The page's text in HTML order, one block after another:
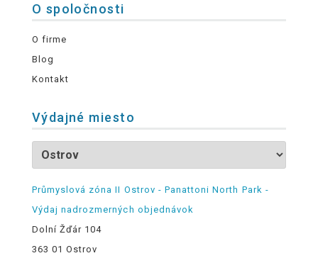
O spoločnosti
O firme
Blog
Kontakt
Výdajné miesto
Průmyslová zóna II Ostrov - Panattoni North Park -
Výdaj nadrozmerných objednávok
Dolní Žďár 104
363 01 Ostrov